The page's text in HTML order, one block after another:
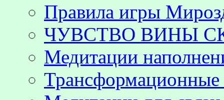
Правила игры
ЧУВСТВО ВИНЫ
Медитации
Трансформационные